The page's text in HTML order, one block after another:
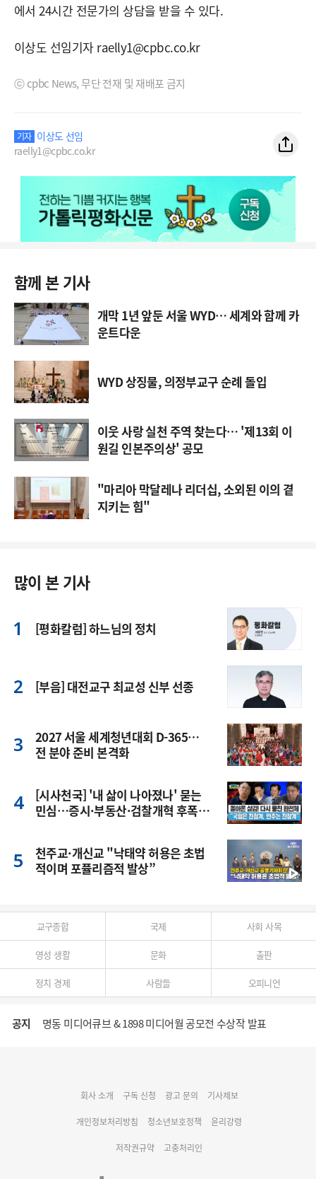
에서 24시간 전문가의 상담을 받을 수 있다.
이상도 선임기자 raelly1@cpbc.co.kr
ⓒ cpbc News, 무단 전재 및 재배포 금지
기자 이상도 선임
raelly1@cpbc.co.kr
함께 본 기사
개막 1년 앞둔 서울 WYD… 세계와 함께 카
운트다운
WYD 상징물, 의정부교구 순례 돌입
이웃 사랑 실천 주역 찾는다… '제13회 이
원길 인본주의상' 공모
"마리아 막달레나 리더십, 소외된 이의 곁
지키는 힘"
많이 본 기사
[평화칼럼] 하느님의 정치
[부음] 대전교구 최교성 신부 선종
2027 서울 세계청년대회 D-365…
전 분야 준비 본격화
[시사천국] '내 삶이 나아졌나' 묻는
민심…증시·부동산·검찰개혁 후폭
천주교·개신교 "낙태약 허용은 초법
적이며 포퓰리즘적 발상”
교구종합 국제 사회 사목
영성 생활 문화 출판
정치 경제 사람들 오피니언
공지
명동 미디어큐브 & 1898 미디어월 공모전 수상작 발표
회사 소개 구독 신청 광고 문의 기사제보
개인정보처리방침 청소년보호정책 윤리강령
저작권규약 고충처리인